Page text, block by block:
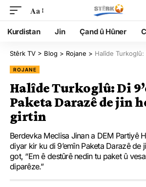
Aa
Kurdistan Jin Çand û Hûner
Stêrk TV > Blog > Rojane > Halîde Turkoglû: Di 9’emîn
ROJANE
Halîde Turkoglû: Di
Paketa Darazê de jin
girtin
Berdevka Meclisa Jinan a DEM Partiyê
diyar kir ku di 9’emîn Paketa Darazê de
got, “Em ê destûrê nedin tu paket û
diparêze.”